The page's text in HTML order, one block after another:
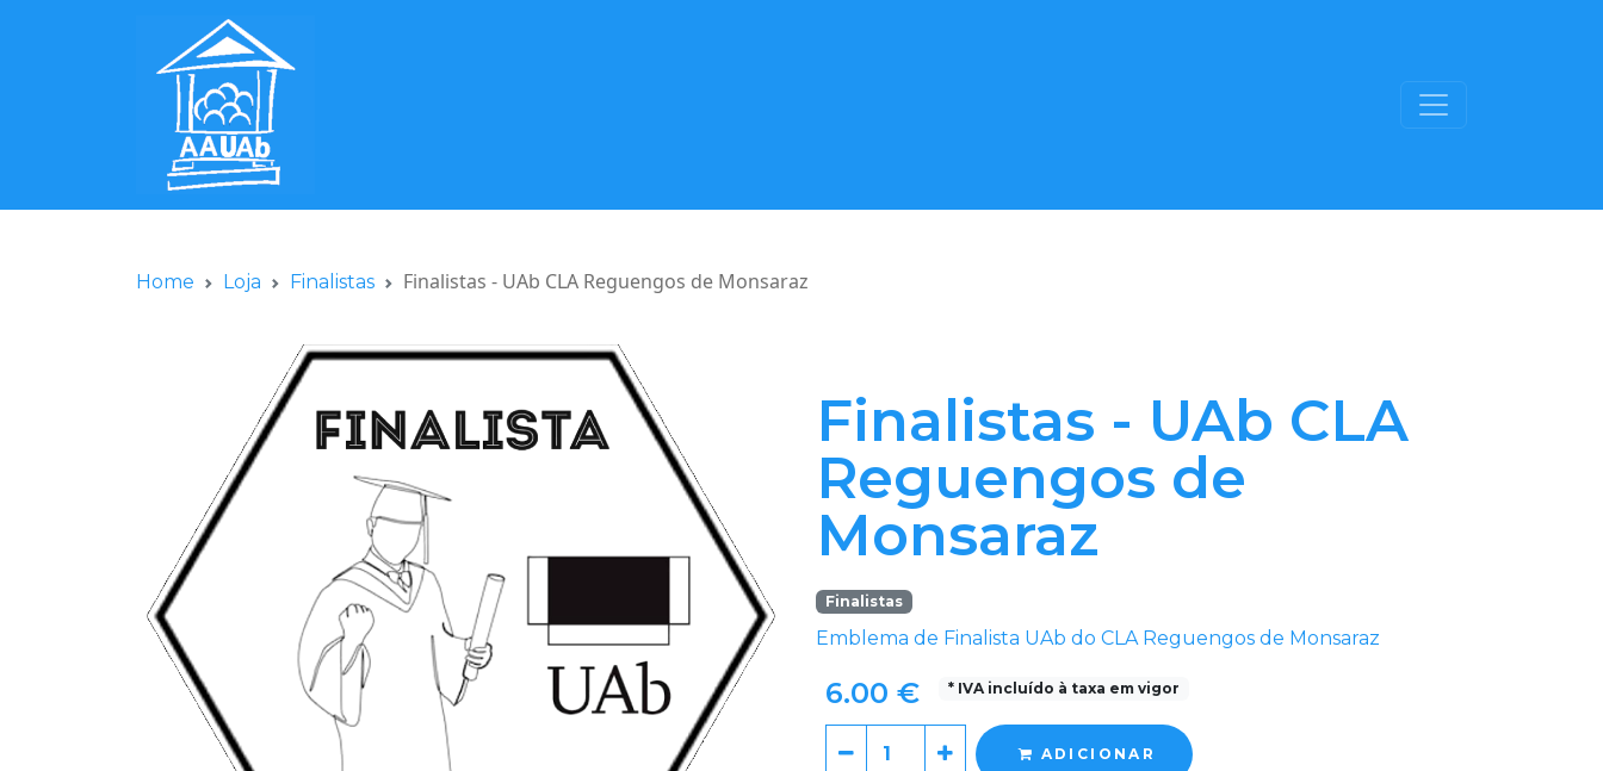
Home Loja Finalistas Finalistas - UAb CLA Reguengos de Monsaraz
Finalistas - UAb CLA
Reguengos de
Monsaraz
Finalistas
Emblema de Finalista UAb do CLA Reguengos de Monsaraz
6.00 € * IVA incluído à taxa em vigor
ADICIONAR